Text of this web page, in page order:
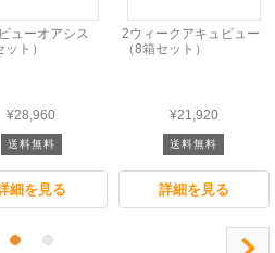
ューオアシス
ット）
¥28,960
送料無料
細を見る
2ウィークアキュビュー
（8箱セット）
¥21,920
送料無料
詳細を見る